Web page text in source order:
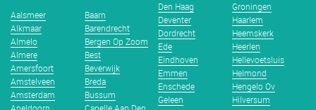
Aalsmeer
Alkmaar
Almelo
Almere
Amersfoort
Amstelveen
Amsterdam
Baarn
Barendrecht
Bergen Op Zoom
Best
Beverwijk
Breda
Bussum
Den Haag
Deventer
Dordrecht
Ede
Eindhoven
Emmen
Enschede
Geleen
Groningen
Haarlem
Heemskerk
Heerlen
Hellevoetsluis
Helmond
Hengelo Ov
Hilversum